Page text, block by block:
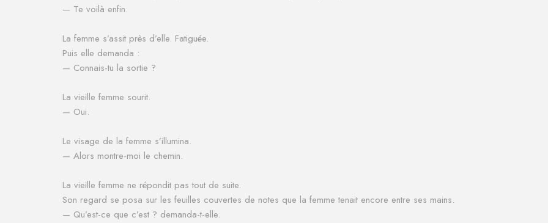
— Te voilà enfin.
La femme s’assit près d’elle. Fatiguée.
Puis elle demanda :
— Connais-tu la sortie ?
La vieille femme sourit.
— Oui.
Le visage de la femme s’illumina.
— Alors montre-moi le chemin.
La vieille femme ne répondit pas tout de suite.
Son regard se posa sur les feuilles couvertes de notes que la femme tenait encore entre ses mains.
— Qu’est-ce que c’est ? demanda-t-elle.